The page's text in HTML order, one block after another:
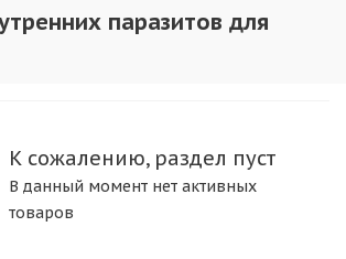
паразитов для
К сожалению, раздел пуст
В данный момент нет активных
товаров